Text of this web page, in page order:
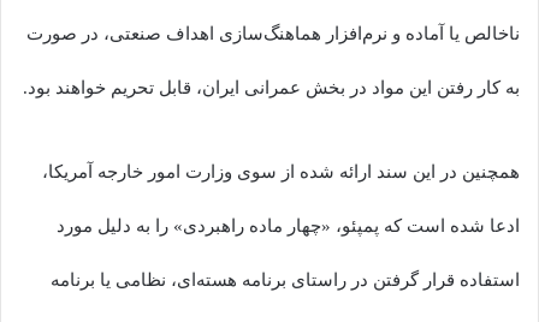
ناخالص یا آماده و نرم‌افزار هماهنگ‌سازی اهداف صنعتی، در صورت
به کار رفتن این مواد در بخش عمرانی ایران، قابل تحریم‌ خواهند بود.
همچنین در این سند ارائه شده از سوی وزارت امور خارجه آمریکا،
ادعا شده است که پمپئو، «چهار ماده راهبردی» را به دلیل مورد
استفاده قرار گرفتن در راستای برنامه هسته‌ای، نظامی یا برنامه